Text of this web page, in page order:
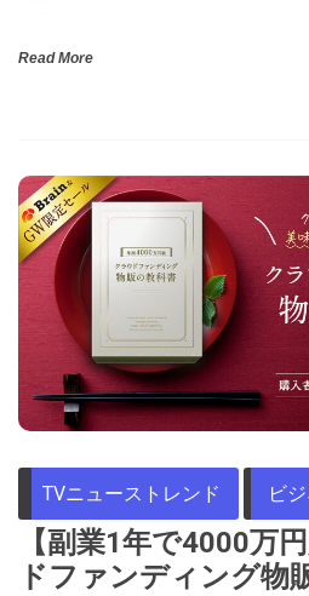
Read More
TVニューストレンド ビ
【副業1年で4000万
ドファンディング物